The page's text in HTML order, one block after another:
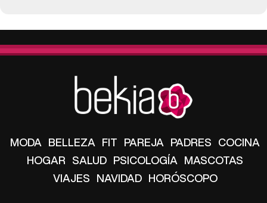
MODA BELLEZA FIT PAREJA PADRES COCINA
HOGAR SALUD PSICOLOGÍA MASCOTAS
VIAJES NAVIDAD HORÓSCOPO